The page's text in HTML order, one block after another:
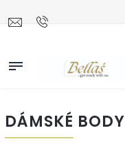
DÁMSKÉ BODY